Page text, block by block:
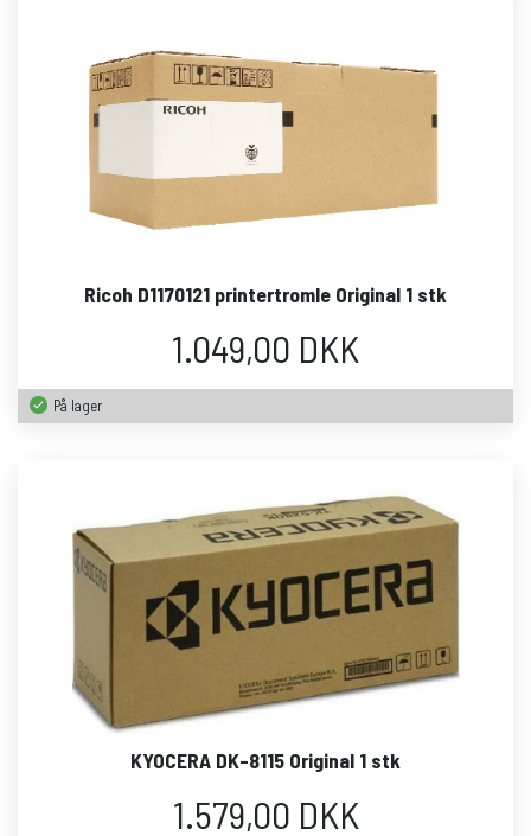
Ricoh D1170121 printertromle Original 1 stk
1.049,00 DKK
På lager
KYOCERA DK-8115 Original 1 stk
1.579,00 DKK